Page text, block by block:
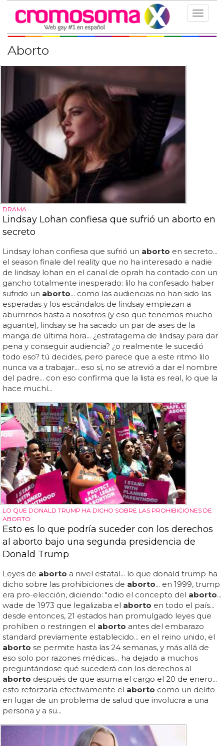
Toggle
Aborto
DRAMA
Lindsay Lohan confiesa que sufrió un aborto en
secreto
Lindsay lohan confiesa que sufrió un aborto en secreto...
el season finale del reality que no ha interesado a nadie
de lindsay lohan en el canal de oprah ha contado con un
gancho totalmente inesperado: lilo ha confesado haber
sufrido un aborto... como las audiencias no han sido las
esperadas y los escándalos de lindsay empiezan a
aburrirnos hasta a nosotros (y eso que tenemos mucho
aguante), lindsay se ha sacado un par de ases de la
manga de última hora... ¿estratagema de lindsay para dar
pena y conseguir audiencia? ¿o realmente le sucedió
todo eso? tú decides, pero parece que a este ritmo lilo
nunca va a trabajar... eso sí, no se atrevió a dar el nombre
del padre... con eso confirma que la lista es real, lo que la
hace muchí...
LO QUE DONALD TRUMP HA DICHO SOBRE LAS PROHIBICIONES DE
ABORTO
Esto es lo que podría suceder con los derechos
al aborto bajo una segunda presidencia de
Donald Trump
Leyes de aborto a nivel estatal... lo que donald trump ha
dicho sobre las prohibiciones de aborto... en 1999, trump
era pro-elección, diciendo: "odio el concepto del aborto...
wade de 1973 que legalizaba el aborto en todo el país...
desde entonces, 21 estados han promulgado leyes que
prohíben o restringen el aborto antes del embarazo
standard previamente establecido... en el reino unido, el
aborto se permite hasta las 24 semanas, y más allá de
eso solo por razones médicas... ha dejado a muchos
preguntándose qué sucederá con los derechos al
aborto después de que asuma el cargo el 20 de enero...
esto reforzaría efectivamente el aborto como un delito
en lugar de un problema de salud que involucra a una
persona y a su...